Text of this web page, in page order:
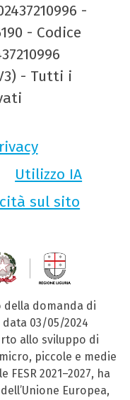
-
- Codice
- Tutti i
Utilizzo IA
sul sito
della domanda di
03/05/2024
allo sviluppo di
piccole e medie
2021–2027, ha
Europea,